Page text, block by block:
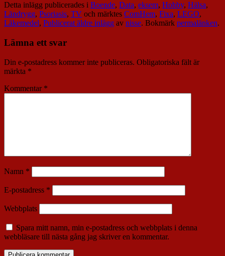
Detta inlägg publicerades i Boende, Data, eksem, Hobby, Hälsa,
Ländrygg, Psoriasis, TV och märktes ComHem, Fixa, LEGO,
Läkemedel, Publicerat äldre inlägg av nisse. Bokmärk permalänken.
Lämna ett svar
Din e-postadress kommer inte publiceras. Obligatoriska fält är
märkta *
Kommentar *
Namn *
E-postadress *
Webbplats
Spara mitt namn, min e-postadress och webbplats i denna
webbläsare till nästa gång jag skriver en kommentar.